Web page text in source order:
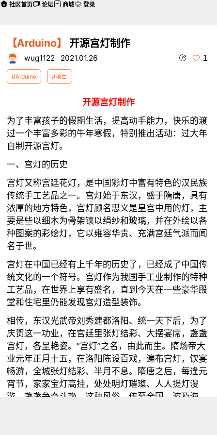
【Arduino】 开源宫灯制作
wug1122 2021.01.26 1
#Arduino #项目
开源宫灯制作
为了丰富孩子的假期生活，提高动手能力，快乐的渡
过一个丰富多彩的牛年寒假，特别推出活动：过大年
自制开源宫灯。
一、宫灯的历史
宫灯又称宫廷花灯，是中国彩灯中富有特色的汉民族
传统手工艺品之一。宫灯始于东汉，盛于隋唐，具有
浓厚的地方特色，宫灯顾名思义是皇宫中用的灯，主
要是些以细木为骨架镶以绢纱和玻璃，并在外绘以各
种图案的彩绘灯，它以雍容华贵、充满宫廷气派而闻
名于世。
宫灯在中国已经有上千年的历史了，已经成了中国传
统文化的一个符号。宫灯作为我国手工业制作的特种
工艺品，在世界上享有盛名，直到今天在一些豪华殿
堂和住宅里仍能发现宫灯造型装饰。
相传，东汉光武帝刘秀建都洛阳、统一天下后，为了
庆贺这一功业，在宫廷里张灯结彩、大摆宴席，盏盏
宫灯，各呈艳姿。“宫灯”之名，由此而生。隋炀帝大
业元年正月十五，在洛阳陈设百戏，遍布宫灯，饮宴
畅游，全城张灯结彩、半月不息。隋唐之后，每逢元
宵节，家家宝灯高挂，处处明灯璀璨、人人提灯漫
游，盏盏争奇斗艳。这种风俗，传至全国，波及海
社区首页 论坛 商城 登录